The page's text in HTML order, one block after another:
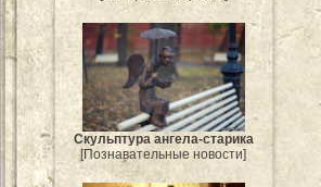
Скульптура ангела-старика
[Познавательные новости]